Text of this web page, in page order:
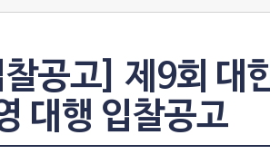
찰공고] 제9회 대
대행 입찰공고